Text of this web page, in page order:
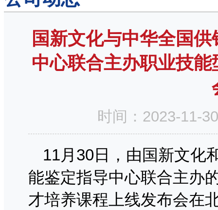
国新文化与中华全国
中心联合主办职业技
时间：2023-
11月30日，由国新文化
能鉴定指导中心联合主办
才培养课程上线发布会在